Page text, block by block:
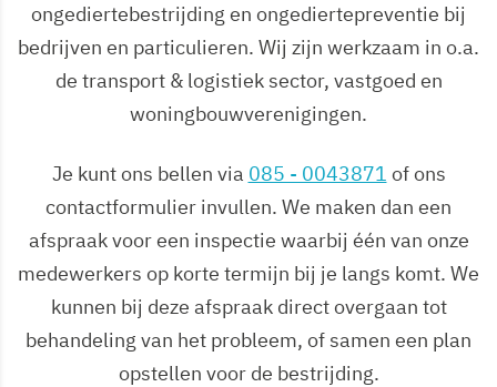
ongediertebestrijding en ongediertepreventie bij
bedrijven en particulieren. Wij zijn werkzaam in o.a.
de transport & logistiek sector, vastgoed en
woningbouwverenigingen.
Je kunt ons bellen via 085 - 0043871 of ons
contactformulier invullen. We maken dan een
afspraak voor een inspectie waarbij één van onze
medewerkers op korte termijn bij je langs komt. We
kunnen bij deze afspraak direct overgaan tot
behandeling van het probleem, of samen een plan
opstellen voor de bestrijding.